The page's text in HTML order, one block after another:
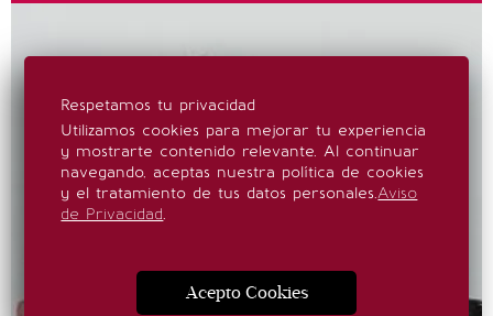
Respetamos tu privacidad
Utilizamos cookies para mejorar tu experiencia
y mostrarte contenido relevante. Al continuar
navegando, aceptas nuestra política de cookies
y el tratamiento de tus datos personales.Aviso
de Privacidad.
Acepto Cookies